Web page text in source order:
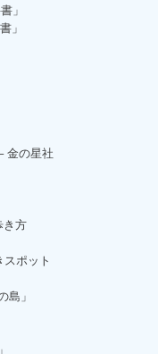
」
」
金の星社
き方
ポット
島」